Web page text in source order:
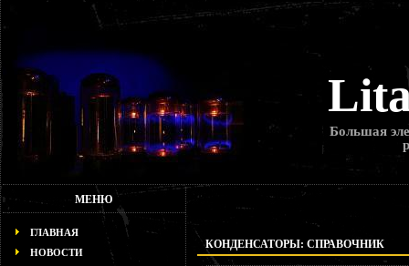
Большая
МЕНЮ
ГЛАВНАЯ
НОВОСТИ
КОНДЕНСАТОРЫ: СПРАВОЧНИК